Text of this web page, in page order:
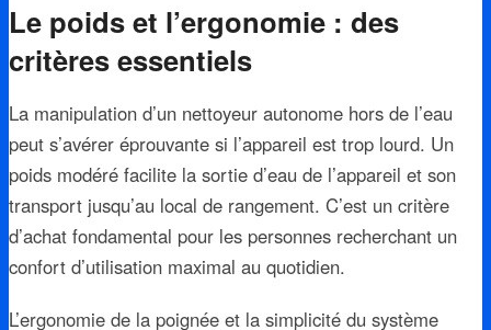
Le poids et l’ergonomie : des
critères essentiels
La manipulation d’un nettoyeur autonome hors de l’eau
peut s’avérer éprouvante si l’appareil est trop lourd. Un
poids modéré facilite la sortie d’eau de l’appareil et son
transport jusqu’au local de rangement. C’est un critère
d’achat fondamental pour les personnes recherchant un
confort d’utilisation maximal au quotidien.
L’ergonomie de la poignée et la simplicité du système